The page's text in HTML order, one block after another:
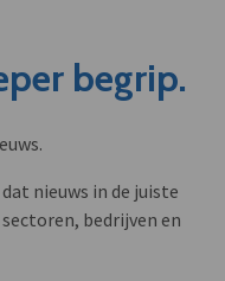
begrip.
nieuws in de juiste
bedrijven en